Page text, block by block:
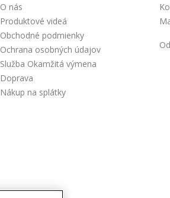
O nás
Produktové videá
Obchodné podmienky
Ochrana osobných údajov
Služba Okamžitá výmena
Doprava
Nákup na splátky